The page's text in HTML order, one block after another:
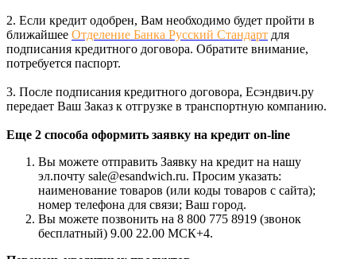
2. Если кредит одобрен, Вам необходимо будет пройти в
ближайшее Отделение Банка Русский Стандарт для
подписания кредитного договора. Обратите внимание,
потребуется паспорт.
3. После подписания кредитного договора, Есэндвич.ру
передает Ваш Заказ к отгрузке в транспортную компанию.
Еще 2 способа оформить заявку на кредит on-line
Вы можете отправить Заявку на кредит на нашу
эл.почту sale@esandwich.ru. Просим указать:
наименование товаров (или коды товаров с сайта);
номер телефона для связи; Ваш город.
Вы можете позвонить на 8 800 775 8919 (звонок
бесплатный) 9.00 22.00 МСК+4.